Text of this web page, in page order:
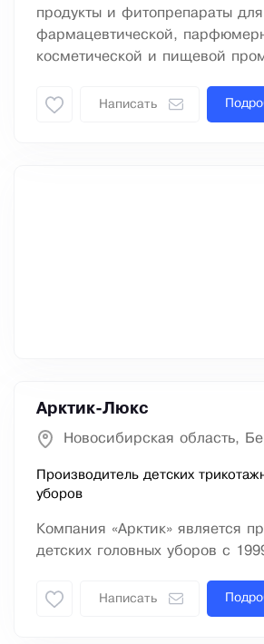
продукты и фитопрепараты для
фармацевтической,
косметической и пищевой
Написать
Арктик-Люкс
Новосибирская область,
Производитель детских
уборов
Компания «Арктик» является
детских головных уборов с
Написать